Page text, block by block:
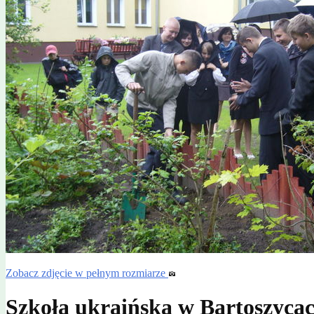
Zobacz zdjęcie w pełnym rozmiarze
Szkoła ukraińska w